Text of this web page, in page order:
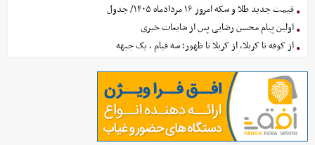
قیمت جدید طلا و سکه امروز ۱۶ مردادماه ۱۴۰۵/ جدول
اولین پیام محسن رضایی پس از شایعات خبری
از کوفه تا کربلا، از کربلا تا ظهور؛ سه قیام ، یک جبهه